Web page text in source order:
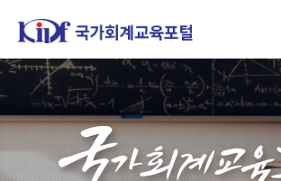
홈페이지가 새롭게 개편되었습니다.
한국조세재정연구원홈페이지가 새롭게